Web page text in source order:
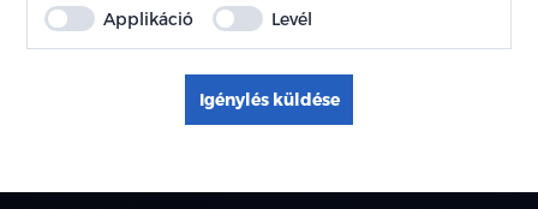
Applikáció Levél
Igénylés küldése